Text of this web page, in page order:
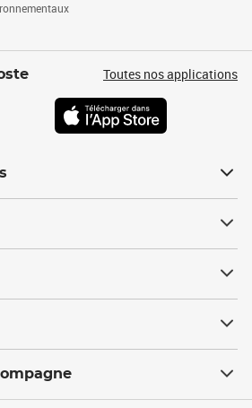
Toutes nos applications